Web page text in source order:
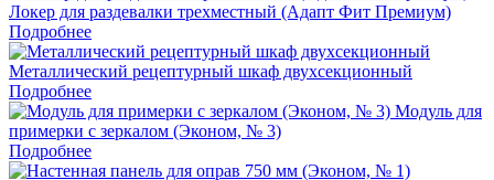
Локер для раздевалки трехместный (Адапт Фит Премиум)
Подробнее
Металлический рецептурный шкаф двухсекционный
Подробнее
Модуль для
примерки с зеркалом (Эконом, № 3)
Подробнее